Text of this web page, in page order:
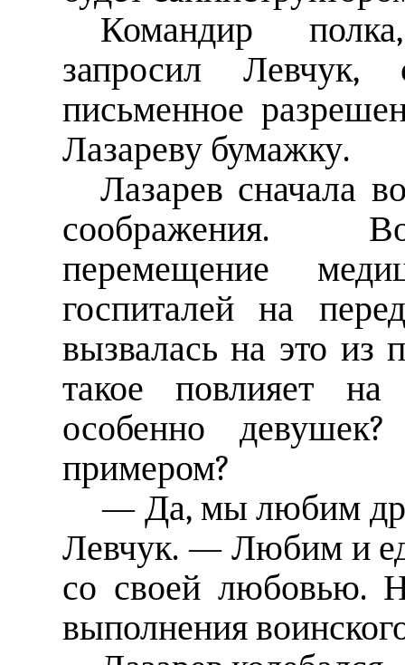
Командир
запросил
письменное
Лазареву бумажку.
Лазарев сначала
соображения.
перемещение
госпиталей на
вызвалась на это
такое повлияет на
особенно
примером?
— Да, мы любим
Левчук. — Любим и
со своей любовью.
выполнения